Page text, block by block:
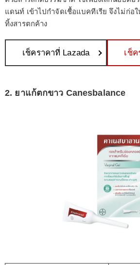
แดนท์ เข้าไปกำจัดเชื้อแบคทีเรีย จึงไม่ก่อ
ทิ้งสารตกค้าง
เช็คราคาที่ Lazada เช็ค
2. ยาแก้ตกขาว Canesbalance